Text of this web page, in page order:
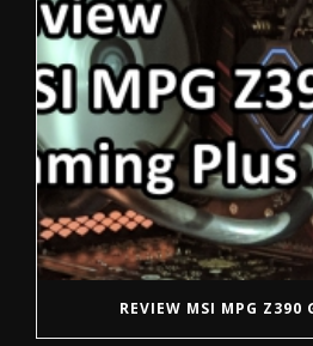
REVIEW MSI MPG Z390